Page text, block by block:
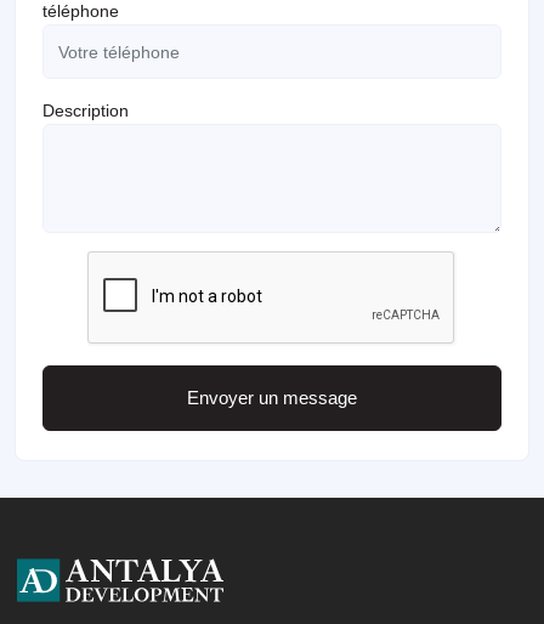
téléphone
Description
Envoyer un message